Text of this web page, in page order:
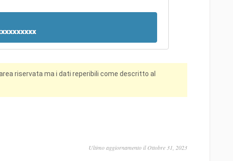
riservata ma i dati reperibili come descritto al
Ultimo aggiornamento il Ottobre 31, 2023